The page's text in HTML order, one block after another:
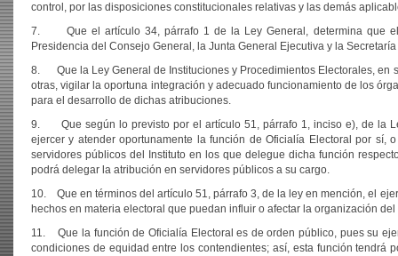
control, por las disposiciones constitucionales relativas y las demás
7. Que el artículo 34, párrafo 1 de la Ley General, determina que el
Presidencia del Consejo General, la Junta General Ejecutiva y la
8. Que la Ley General de Instituciones y Procedimientos Electorales, en
otras, vigilar la oportuna integración y adecuado funcionamiento de los
para el desarrollo de dichas atribuciones.
9. Que según lo previsto por el artículo 51, párrafo 1, inciso e), de la
ejercer y atender oportunamente la función de Oficialía Electoral por sí,
servidores públicos del Instituto en los que delegue dicha función
podrá delegar la atribución en servidores públicos a su cargo.
10. Que en términos del artículo 51, párrafo 3, de la ley en mención, el
hechos en materia electoral que puedan influir o afectar la organización
11. Que la función de Oficialía Electoral es de orden público, pues su
condiciones de equidad entre los contendientes; así, esta función tendrá